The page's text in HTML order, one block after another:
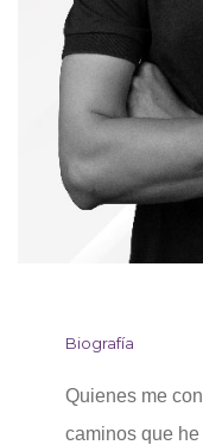
Biografía
Quienes me
caminos que